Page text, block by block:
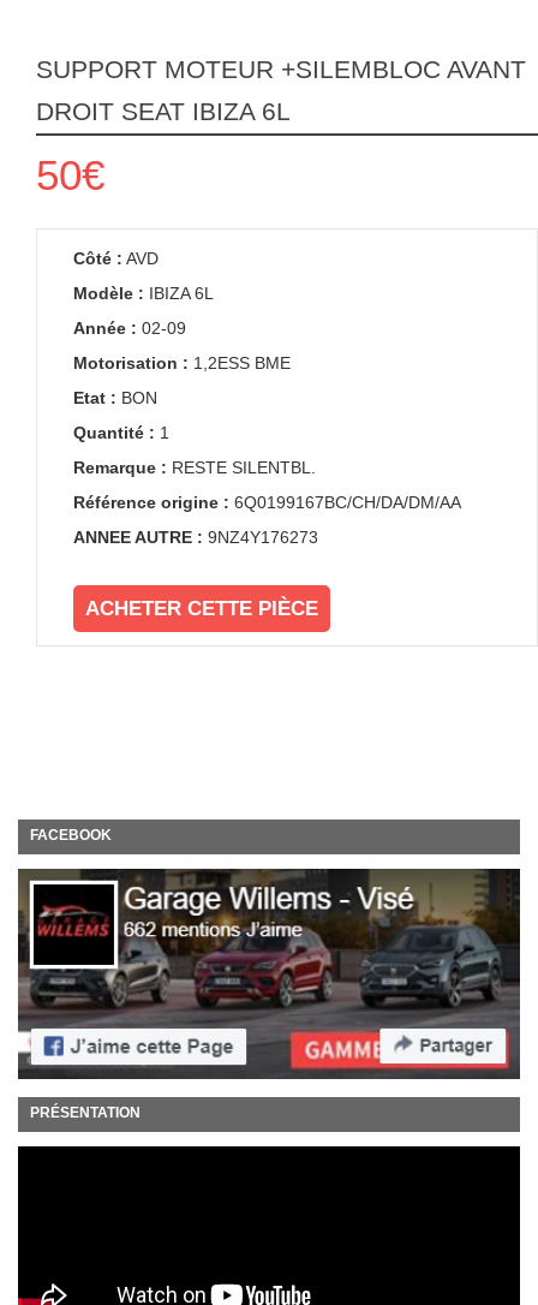
SUPPORT MOTEUR +SILEMBLOC AVANT
DROIT SEAT IBIZA 6L
50€
Côté : AVD
Modèle : IBIZA 6L
Année : 02-09
Motorisation : 1,2ESS BME
Etat : BON
Quantité : 1
Remarque : RESTE SILENTBL.
Référence origine : 6Q0199167BC/CH/DA/DM/AA
ANNEE AUTRE : 9NZ4Y176273
ACHETER CETTE PIÈCE
FACEBOOK
PRÉSENTATION